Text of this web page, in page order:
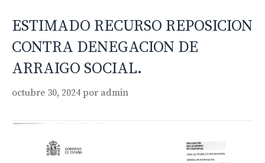
ESTIMADO RECURSO REPOSICION
CONTRA DENEGACION DE
ARRAIGO SOCIAL.
octubre 30, 2024 por admin